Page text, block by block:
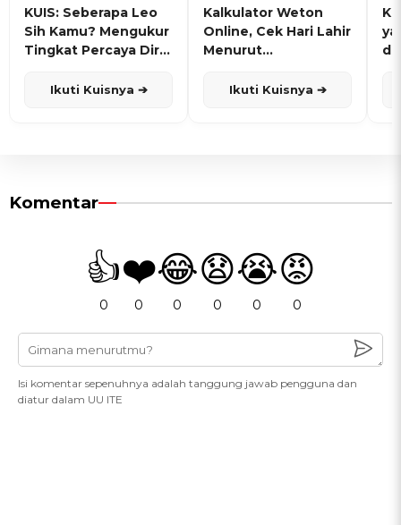
KUIS: Seberapa Leo
Sih Kamu? Mengukur
Tingkat Percaya Diri
Ikuti Kuisnya ➔
Kalkulator Weton
Online, Cek Hari Lahir
Menurut
Ikuti Kuisnya ➔
Komentar
👍
0
❤️
0
😂
0
😧
0
😭
0
😡
0
Isi komentar sepenuhnya adalah tanggung jawab pengguna dan
diatur dalam UU ITE